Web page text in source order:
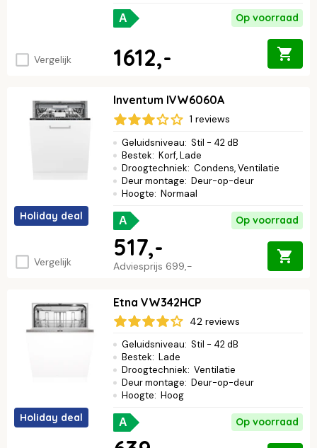
Vergelijk
A Op voorraad
1612,-
Holiday deal
Vergelijk
Inventum IVW6060A
1 reviews
Geluidsniveau: Stil - 42 dB
Bestek: Korf, Lade
Droogtechniek: Condens, Ventilatie
Deur montage: Deur-op-deur
Hoogte: Normaal
A Op voorraad
Adviesprijs 699,-
517,-
Holiday deal
Etna VW342HCP
42 reviews
Geluidsniveau: Stil - 42 dB
Bestek: Lade
Droogtechniek: Ventilatie
Deur montage: Deur-op-deur
Hoogte: Hoog
A Op voorraad